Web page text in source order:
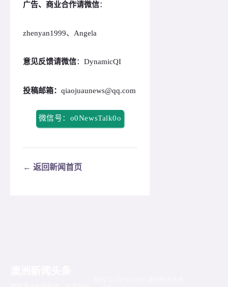
广告、商业合作请微信：
zhenyan1999、Angela
意见反馈请微信：DynamicQI
投稿邮箱： qiaojuaunews@qq.com
微信号：o0NewsTalk0o
← 返回新闻首页